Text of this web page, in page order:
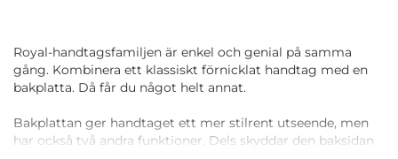
Royal-handtagsfamiljen är enkel och genial på samma
gång. Kombinera ett klassiskt förnicklat handtag med en
bakplatta. Då får du något helt annat.
Bakplattan ger handtaget ett mer stilrent utseende, men
har också två andra funktioner. Dels skyddar den baksidan